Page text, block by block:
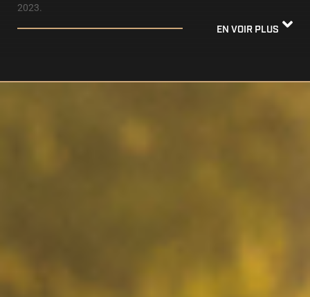
2023.
EN VOIR PLUS